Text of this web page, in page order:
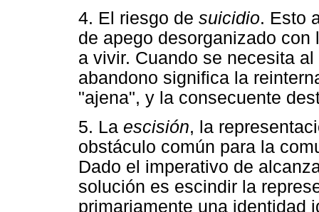
4. El riesgo de suicidio. Esto
de apego desorganizado
a vivir. Cuando se necesita
abandono significa la
"ajena", y la consecuente
5. La escisión, la
obstáculo común para la
Dado el imperativo de
solución es escindir la
primariamente una identidad